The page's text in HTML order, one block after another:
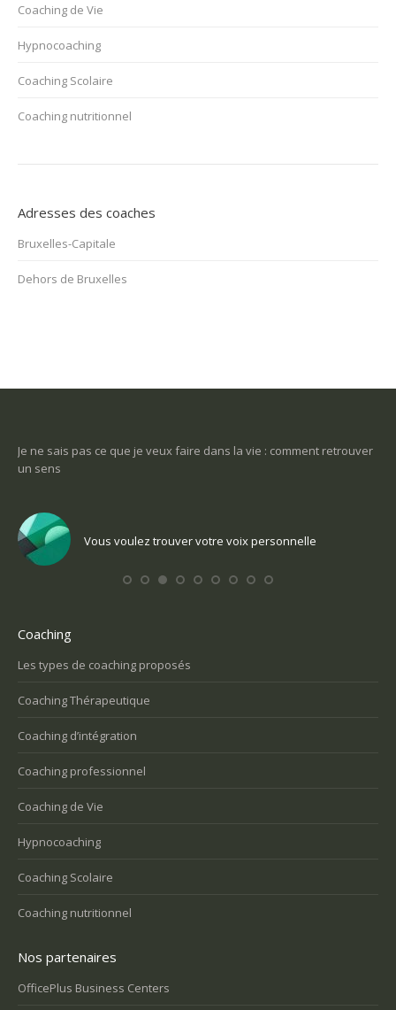
Coaching de Vie
Hypnocoaching
Coaching Scolaire
Coaching nutritionnel
Adresses des coaches
Bruxelles-Capitale
Dehors de Bruxelles
Je ne sais pas ce que je veux faire dans la vie : comment retrouver
un sens
Vous voulez trouver votre voix personnelle
Coaching
Les types de coaching proposés
Coaching Thérapeutique
Coaching d’intégration
Coaching professionnel
Coaching de Vie
Hypnocoaching
Coaching Scolaire
Coaching nutritionnel
Nos partenaires
OfficePlus Business Centers